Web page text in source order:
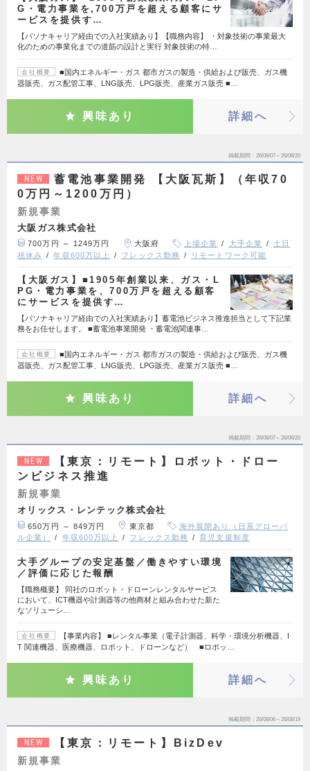
G・電力事業を,700万戸を超える顧客にサ
ービスを提供す…
【パソナキャリア経由での入社実績あり】【職務内容】 ・対象技術の事業最大
化のための事業化までの道筋の設計と実行 対象技術の特…
会社概要
■国内エネルギー・ガス 都市ガスの製造・供給および販売、ガス機
器販売、ガス配管工事、LNG販売、LPG販売、産業ガス販売 ■…
興味あり 詳細へ
掲載期間 26/08/07～26/08/20
NEW
蓄電池事業開発 【大阪瓦斯】（年収70
0万円～1200万円）
新規事業
大阪ガス株式会社
700万円 ～ 1249万円 大阪府 上場企業 大手企業
土日
祝休み
年収600万以上 フレックス勤務 リモートワーク可能
【大阪ガス】■1905年創業以来、ガス・L
PG・電力事業を、700万戸を超える顧客
にサービスを提供す…
【パソナキャリア経由での入社実績あり】蓄電池ビジネス推進担当として下記業
務をお任せします。 ■蓄電池事業開発 ・蓄電池関連事…
会社概要
■国内エネルギー・ガス 都市ガスの製造・供給および販売、ガス機
器販売、ガス配管工事、LNG販売、LPG販売、産業ガス販売 ■…
興味あり 詳細へ
掲載期間 26/08/07～26/08/20
NEW
【東京：リモート】ロボット・ドロー
ンビジネス推進
新規事業
オリックス・レンテック株式会社
650万円 ～ 849万円 東京都
海外展開あり（日系グローバ
ル企業）
年収600万以上 フレックス勤務 育児支援制度
大手グループの安定基盤／働きやすい環境
／評価に応じた報酬
【職務概要】 同社のロボット・ドローンレンタルサービス
において、ICT機器や計測器等の他商材と組み合わせた新た
なソリューシ…
会社概要
【事業内容】 ■レンタル事業（電子計測器、科学・環境分析機器、I
T 関連機器、医療機器、ロボット、ドローンなど） ■ロボッ…
興味あり 詳細へ
掲載期間 26/08/06～26/08/19
NEW 【東京：リモート】BizDev
新規事業